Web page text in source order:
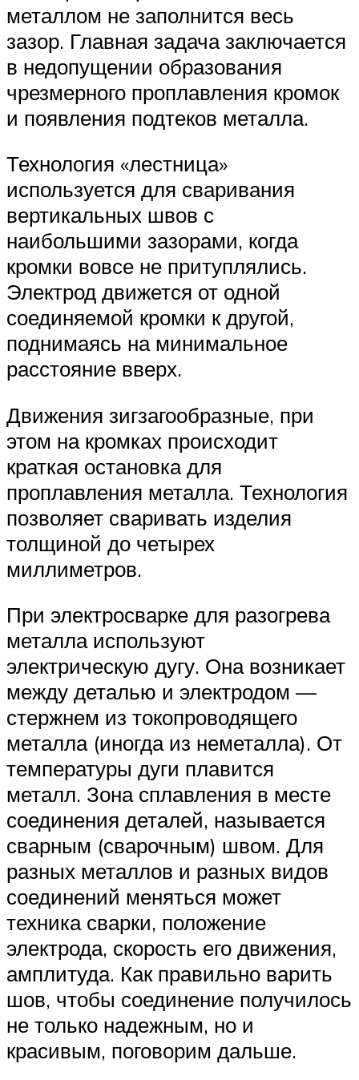
металлом не заполнится весь
зазор. Главная задача заключается
в недопущении образования
чрезмерного проплавления кромок
и появления подтеков металла.
Технология «лестница»
используется для сваривания
вертикальных швов с
наибольшими зазорами, когда
кромки вовсе не притуплялись.
Электрод движется от одной
соединяемой кромки к другой,
поднимаясь на минимальное
расстояние вверх.
Движения зигзагообразные, при
этом на кромках происходит
краткая остановка для
проплавления металла. Технология
позволяет сваривать изделия
толщиной до четырех
миллиметров.
При электросварке для разогрева
металла используют
электрическую дугу. Она возникает
между деталью и электродом —
стержнем из токопроводящего
металла (иногда из неметалла). От
температуры дуги плавится
металл. Зона сплавления в месте
соединения деталей, называется
сварным (сварочным) швом. Для
разных металлов и разных видов
соединений меняться может
техника сварки, положение
электрода, скорость его движения,
амплитуда. Как правильно варить
шов, чтобы соединение получилось
не только надежным, но и
красивым, поговорим дальше.